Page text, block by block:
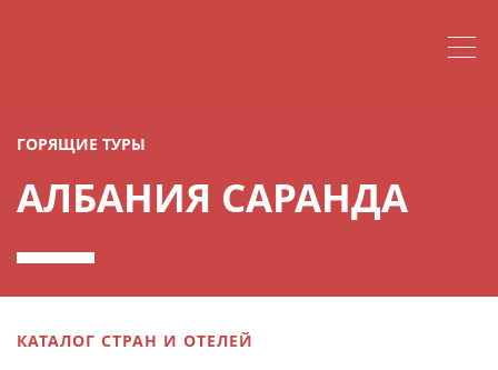
ГОРЯЩИЕ ТУРЫ
АЛБАНИЯ САРАНДА
КАТАЛОГ СТРАН И ОТЕЛЕЙ